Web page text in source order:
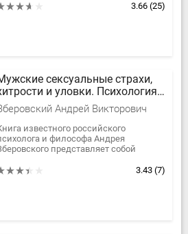
3.66 (25)
сексуальные страхи,
и уловки. Психология
поведения
Андрей Викторович
известного российского
и философа Андрея
представляет собой
тему: "Что же этим...
3.43 (7)